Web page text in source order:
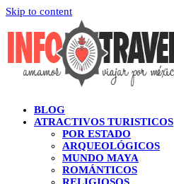
Skip to content
BLOG
ATRACTIVOS TURISTICOS
POR ESTADO
ARQUEOLÓGICOS
MUNDO MAYA
ROMÁNTICOS